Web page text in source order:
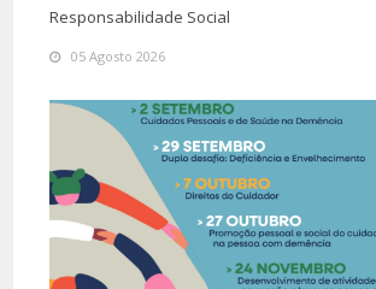
Responsabilidade Social
05 Agosto 2026